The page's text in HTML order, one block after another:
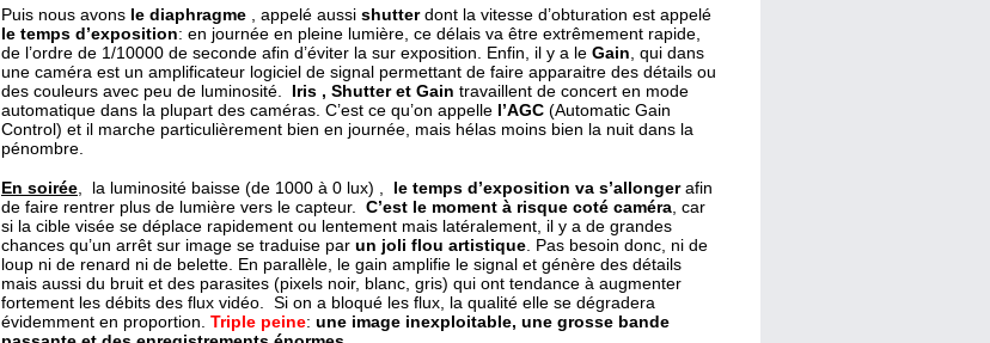
Puis nous avons le diaphragme , appelé aussi shutterdont la vitesse d’obturation est appelé
le temps d’exposition: en journée en pleine lumière, ce délais va être extrêmement rapide,
de l’ordre de 1/10000 de seconde afin d’éviter la sur exposition. Enfin, il y a le Gain , qui dans
une caméra est un amplificateur logiciel de signal permettant de faire apparaitre des détails ou
des couleurs avec peu de luminosité. Iris , Shutter et Gain travaillent de concert en mode
automatique dans la plupart des caméras. C’est ce qu’on appelle l’AGC (Automatic Gain
Control) et il marche particulièrement bien en journée, mais hélas moins bien la nuit dans la
pénombre.
En soirée , la luminosité baisse (de 1000 à 0 lux) , le temps d’exposition va s’allongerafin
de faire rentrer plus de lumière vers le capteur. C’est le moment à risque coté caméra , car
si la cible visée se déplace rapidement ou lentement mais latéralement, il y a de grandes
chances qu’un arrêt sur image se traduise par un joli flou artistique . Pas besoin donc, ni de
loup ni de renard ni de belette. En parallèle, le gain amplifie le signal et génère des détails
mais aussi du bruit et des parasites (pixels noir, blanc, gris) qui ont tendance à augmenter
fortement les débits des flux vidéo. Si on a bloqué les flux, la qualité elle se dégradera
évidemment en proportion. Triple peine: une image inexploitable, une grosse bande